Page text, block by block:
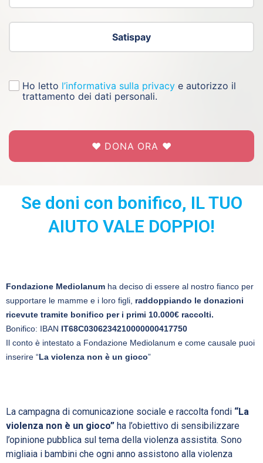
Satispay
Ho letto l’informativa sulla privacy e autorizzo il
trattamento dei dati personali.
❤️ DONA ORA ❤️
Se doni con bonifico, IL TUO
AIUTO VALE DOPPIO!
Fondazione Mediolanum ha deciso di essere al nostro fianco per
supportare le mamme e i loro figli, raddoppiando le donazioni
ricevute tramite bonifico per i primi 10.000€ raccolti.
Bonifico: IBAN IT68C0306234210000000417750
Il conto è intestato a Fondazione Mediolanum e come causale puoi
inserire “La violenza non è un gioco”
La campagna di comunicazione sociale e raccolta fondi “La
violenza non è un gioco” ha l’obiettivo di sensibilizzare
l’opinione pubblica sul tema della violenza assistita. Sono
migliaia i bambini che ogni anno assistono alla violenza